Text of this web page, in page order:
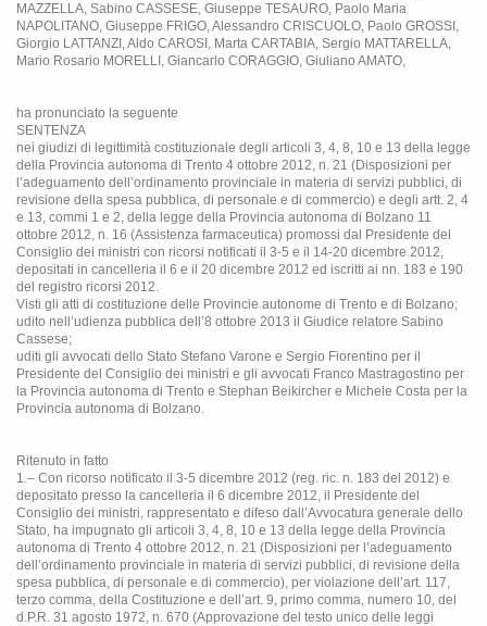
MAZZELLA, Sabino CASSESE, Giuseppe TESAURO, Paolo Maria
NAPOLITANO, Giuseppe FRIGO, Alessandro CRISCUOLO, Paolo GROSSI,
Giorgio LATTANZI, Aldo CAROSI, Marta CARTABIA, Sergio MATTARELLA,
Mario Rosario MORELLI, Giancarlo CORAGGIO, Giuliano AMATO,
ha pronunciato la seguente
SENTENZA
nei giudizi di legittimità costituzionale degli articoli 3, 4, 8, 10 e 13 della legge
della Provincia autonoma di Trento 4 ottobre 2012, n. 21 (Disposizioni per
l’adeguamento dell’ordinamento provinciale in materia di servizi pubblici, di
revisione della spesa pubblica, di personale e di commercio) e degli artt. 2, 4
e 13, commi 1 e 2, della legge della Provincia autonoma di Bolzano 11
ottobre 2012, n. 16 (Assistenza farmaceutica) promossi dal Presidente del
Consiglio dei ministri con ricorsi notificati il 3-5 e il 14-20 dicembre 2012,
depositati in cancelleria il 6 e il 20 dicembre 2012 ed iscritti ai nn. 183 e 190
del registro ricorsi 2012.
Visti gli atti di costituzione delle Provincie autonome di Trento e di Bolzano;
udito nell’udienza pubblica dell’8 ottobre 2013 il Giudice relatore Sabino
Cassese;
uditi gli avvocati dello Stato Stefano Varone e Sergio Fiorentino per il
Presidente del Consiglio dei ministri e gli avvocati Franco Mastragostino per
la Provincia autonoma di Trento e Stephan Beikircher e Michele Costa per la
Provincia autonoma di Bolzano.
Ritenuto in fatto
1.– Con ricorso notificato il 3-5 dicembre 2012 (reg. ric. n. 183 del 2012) e
depositato presso la cancelleria il 6 dicembre 2012, il Presidente del
Consiglio dei ministri, rappresentato e difeso dall’Avvocatura generale dello
Stato, ha impugnato gli articoli 3, 4, 8, 10 e 13 della legge della Provincia
autonoma di Trento 4 ottobre 2012, n. 21 (Disposizioni per l’adeguamento
dell’ordinamento provinciale in materia di servizi pubblici, di revisione della
spesa pubblica, di personale e di commercio), per violazione dell’art. 117,
terzo comma, della Costituzione e dell’art. 9, primo comma, numero 10, del
d.P.R. 31 agosto 1972, n. 670 (Approvazione del testo unico delle leggi